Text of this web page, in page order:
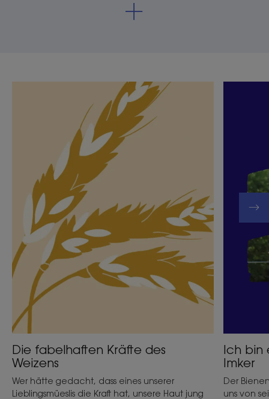
Die fabelhaften Kräfte des
Weizens
Wer hätte gedacht, dass eines unserer
Lieblingsmüeslis die Kraft hat, unsere Haut jung
Imker
Ich bin
Imker
Der
uns von